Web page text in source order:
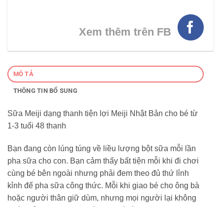
Xem thêm trên FB
MÔ TẢ
THÔNG TIN BỔ SUNG
Sữa Meiji dạng thanh tiện lợi Meiji Nhật Bản cho bé từ
1-3 tuổi 48 thanh
Bạn đang còn lúng túng về liều lượng bột sữa mỗi lần
pha sữa cho con. Bạn cảm thấy bất tiện mỗi khi đi chơi
cùng bé bên ngoài nhưng phải đem theo đủ thứ lỉnh
kỉnh để pha sữa công thức. Mỗi khi giao bé cho ông bà
hoặc người thân giữ dùm, nhưng mọi người lại không